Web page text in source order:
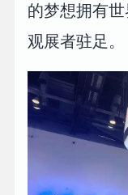
的梦想拥有
观展者驻足。